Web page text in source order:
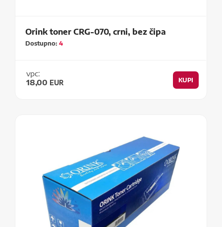
Orink toner CRG-070, crni, bez čipa
Dostupno:4
vpc:
18,00 EUR KUPI